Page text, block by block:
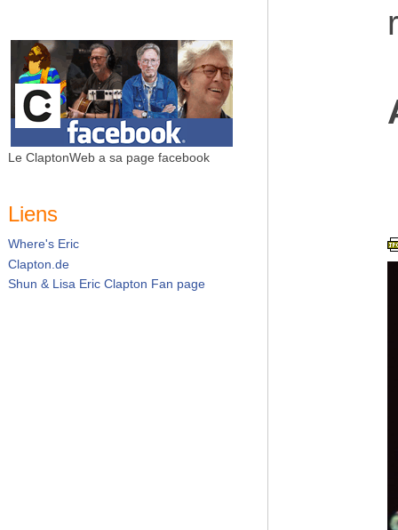
Le ClaptonWeb a sa page facebook
Liens
Where's Eric
Clapton.de
Shun & Lisa Eric Clapton Fan page